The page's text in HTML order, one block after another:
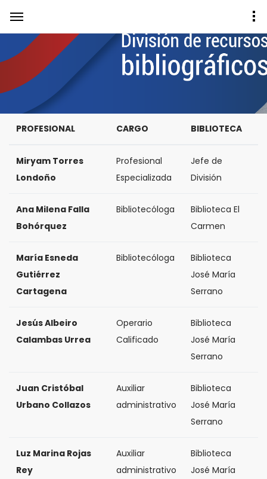
FUNCIONARIOS BIBLIOTECA UNIVERSIDAD DEL
PROFESIONAL CARGO BIBLIOTECA
Miryam Torres
Londoño
Profesional
Especializada
Jefe de
División
Ana Milena Falla
Bohórquez
Bibliotecóloga
Biblioteca El
Carmen
María Esneda
Gutiérrez
Cartagena
Bibliotecóloga
Biblioteca
José María
Serrano
Jesús Albeiro
Calambas Urrea
Operario
Calificado
Biblioteca
José María
Serrano
Juan Cristóbal
Urbano Collazos
Auxiliar
administrativo
Biblioteca
José María
Serrano
Luz Marina Rojas
Rey
Auxiliar
administrativo
Biblioteca
José María